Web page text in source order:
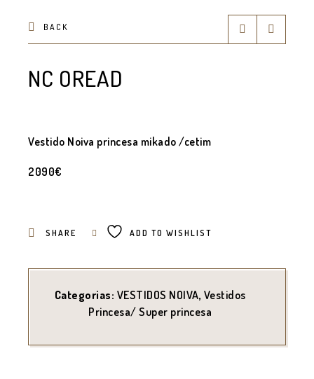
BACK
NC OREAD
Vestido Noiva princesa mikado /cetim
2090€
SHARE ADD TO WISHLIST
Categorias: VESTIDOS NOIVA, Vestidos
Princesa/ Super princesa